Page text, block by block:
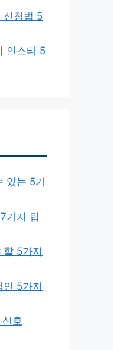
신청법 5
인스타 5
있는 5가
가지 팁
5가지
인 5가지
호